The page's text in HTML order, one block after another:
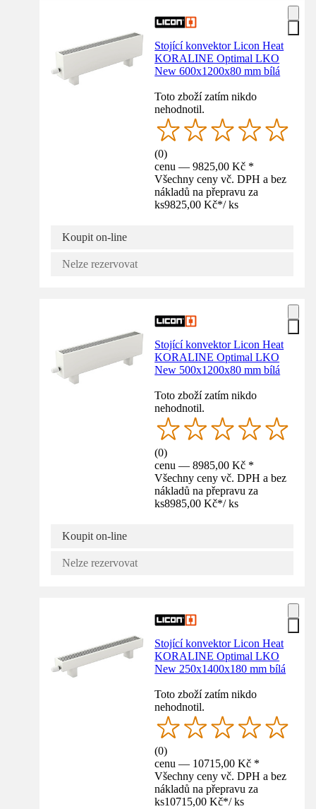
Stojící konvektor Licon Heat
KORALINE Optimal LKO
New 600x1200x80 mm bílá
Toto zboží zatím nikdo
nehodnotil.
(0)
cenu — 9825,00 Kč *
Všechny ceny vč. DPH a bez
nákladů na přepravu za
ks9825,00 Kč*/ ks
Koupit on-line
Nelze rezervovat
Stojící konvektor Licon Heat
KORALINE Optimal LKO
New 500x1200x80 mm bílá
Toto zboží zatím nikdo
nehodnotil.
(0)
cenu — 8985,00 Kč *
Všechny ceny vč. DPH a bez
nákladů na přepravu za
ks8985,00 Kč*/ ks
Koupit on-line
Nelze rezervovat
Stojící konvektor Licon Heat
KORALINE Optimal LKO
New 250x1400x180 mm bílá
Toto zboží zatím nikdo
nehodnotil.
(0)
cenu — 10715,00 Kč *
Všechny ceny vč. DPH a bez
nákladů na přepravu za
ks10715,00 Kč*/ ks